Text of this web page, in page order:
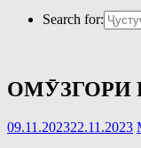
Search for:
ОМӮЗГОРИ
09.11.202322.11.2023